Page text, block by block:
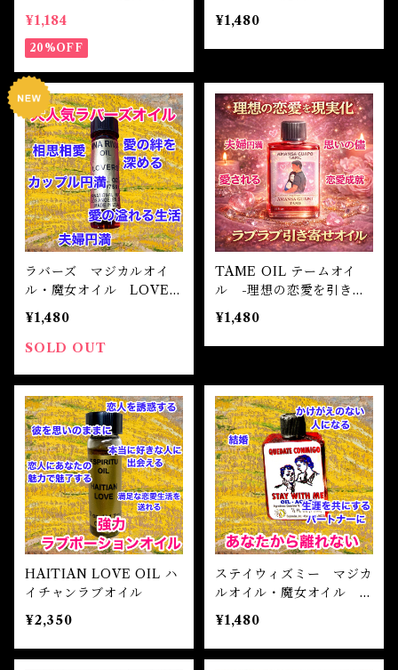
ル SAY EVERYTHING
Magical Oil
¥1,184
20%OFF
AS NO HANNA Magica
l Oil
¥1,480
ラバーズ マジカルオイ
ル・魔女オイル LOVER
S Magical Oil
¥1,480
SOLD OUT
TAME OIL テームオイ
ル -理想の恋愛を引き寄
せる-
¥1,480
HAITIAN LOVE OIL ハ
イチャンラブオイル
¥2,350
ステイウィズミー マジカ
ルオイル・魔女オイル S
TAY WITH ME Magica
l Oil
¥1,480